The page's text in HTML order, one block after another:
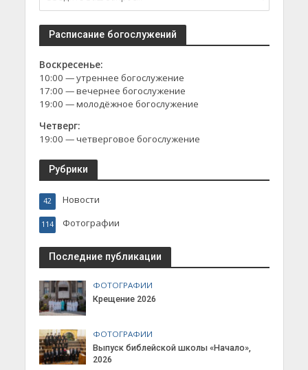
Расписание богослужений
Воскресенье:
10:00 — утреннее богослужение
17:00 — вечернее богослужение
19:00 — молодёжное богослужение
Четверг:
19:00 — четверговое богослужение
Рубрики
Новости
42
Фотографии
114
Последние публикации
ФОТОГРАФИИ
Крещение 2026
ФОТОГРАФИИ
Выпуск библейской школы «Начало»,
2026